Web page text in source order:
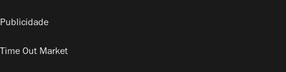
Publicidade
Time Out Market